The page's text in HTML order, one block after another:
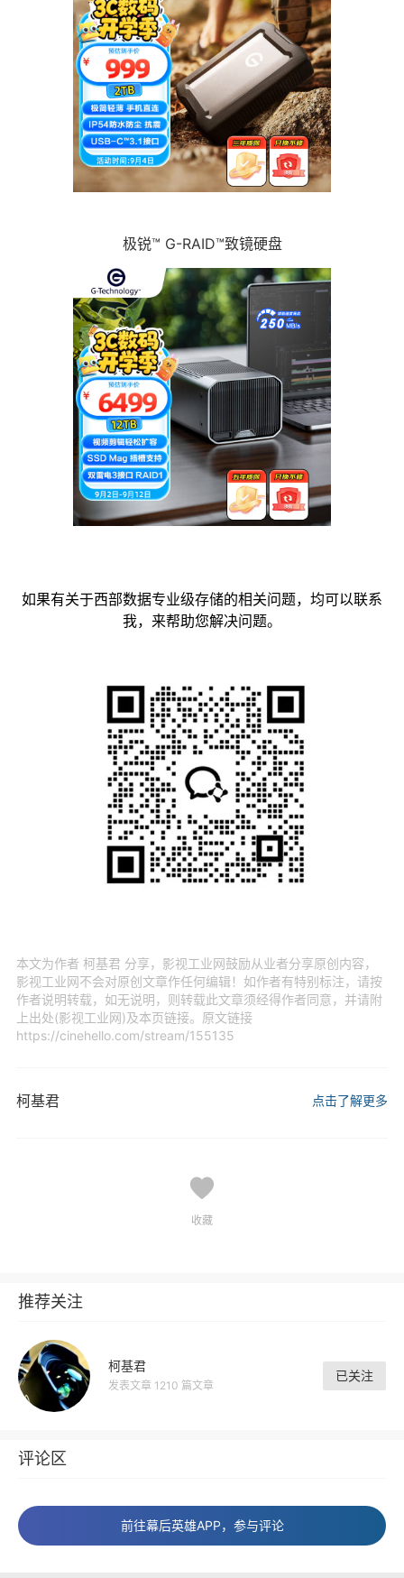
极锐™ G-RAID™致镜硬盘
如果有关于西部数据专业级存储的相关问题，均可以联系
我，来帮助您解决问题。
本文为作者 柯基君 分享，影视工业网鼓励从业者分享原创内容，
影视工业网不会对原创文章作任何编辑！如作者有特别标注，请按
作者说明转载，如无说明，则转载此文章须经得作者同意，并请附
上出处(影视工业网)及本页链接。原文链接
https://cinehello.com/stream/155135
柯基君 点击了解更多
收藏
推荐关注
柯基君
发表文章 1210 篇文章
已关注
评论区
前往幕后英雄APP，参与评论